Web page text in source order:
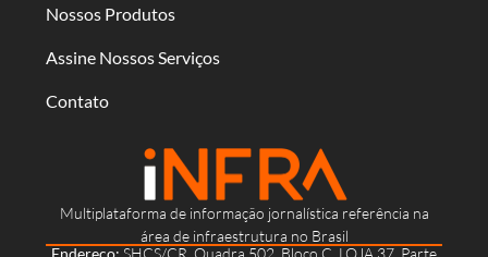
Multiplataforma de informação jornalística referência na
área de infraestrutura no Brasil
Endereço: SHCS/CR, Quadra 502, Bloco C, LOJA 37, Parte
Nossos Produtos
Assine Nossos Serviços
Contato